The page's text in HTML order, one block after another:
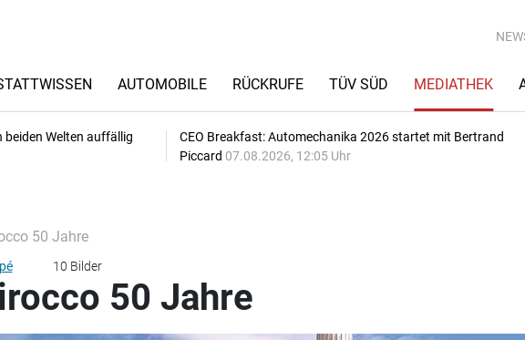
AUTOMOBILE RÜCKRUFE TÜV SÜD MEDIATHEK
beiden Welten auffällig
CEO Breakfast: Automechanika 2026 startet mit Bertrand
Piccard 07.08.2026, 12:05 Uhr
50 Jahre
10 Bilder
50 Jahre